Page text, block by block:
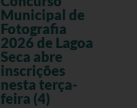
Municipal de
Fotografia
2026 de Lagoa
Seca abre
inscrições
nesta terça-
feira (4)